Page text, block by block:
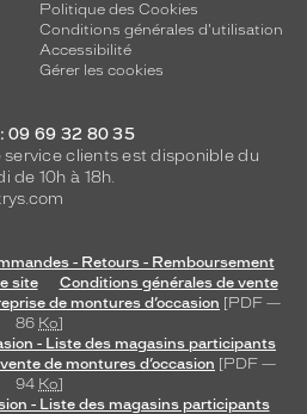
Politique des Cookies
Conditions générales d'utilisation
Accessibilité
Gérer les cookies
09 69 32 80 35
service clients est disponible du
de 10h à 18h.
- Retours - Remboursement
site
Conditions générales de vente
de montures d’occasion [PDF —
86 Ko]
- Liste des magasins participants
de montures d’occasion [PDF —
94 Ko]
- Liste des magasins participants